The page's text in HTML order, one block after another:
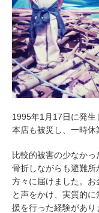
1995年1月17日に発
本店も被災し、一時休
比較的被害の少なか
骨折しながらも避難
方々に届けました。お
と声をかけ、実質的
援を行った経験があり